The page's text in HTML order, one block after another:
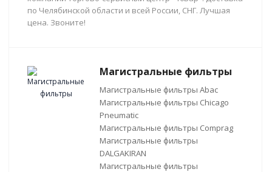
по Челябинской области и всей России, СНГ. Лучшая
цена. Звоните!
Магистральные фильтры
Магистральные фильтры Abac
Магистральные фильтры Chicago
Pneumatic
Магистральные фильтры Comprag
Магистральные фильтры
DALGAKIRAN
Магистральные фильтры